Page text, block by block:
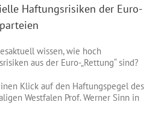
Haftungsrisiken der Euro-
wissen, wie hoch
aus der Euro-„Rettung“ sind?
Klick auf den Haftungspegel des
Westfalen Prof. Werner Sinn in